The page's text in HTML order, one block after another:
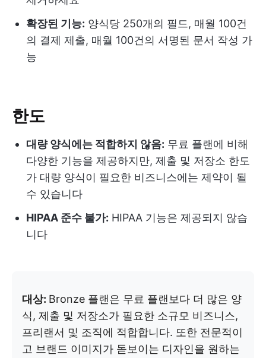
확장된 기능: 양식당 250개의 필드, 매월 100건
의 결제 제출, 매월 100건의 서명된 문서 작성 가
능
한도
대량 양식에는 적합하지 않음: 무료 플랜에 비해
다양한 기능을 제공하지만, 제출 및 저장소 한도
가 대량 양식이 필요한 비즈니스에는 제약이 될
수 있습니다
HIPAA 준수 불가: HIPAA 기능은 제공되지 않습
니다
대상: Bronze 플랜은 무료 플랜보다 더 많은 양
식, 제출 및 저장소가 필요한 소규모 비즈니스,
프리랜서 및 조직에 적합합니다. 또한 전문적이
고 브랜드 이미지가 돋보이는 디자인을 원하는